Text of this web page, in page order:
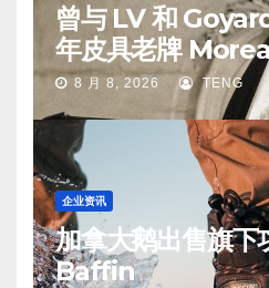
曾与 LV 和
年皮具老牌
手8 月 8, 2026 TENG
企业资讯
加拿大鹅出售旗下
Baffin